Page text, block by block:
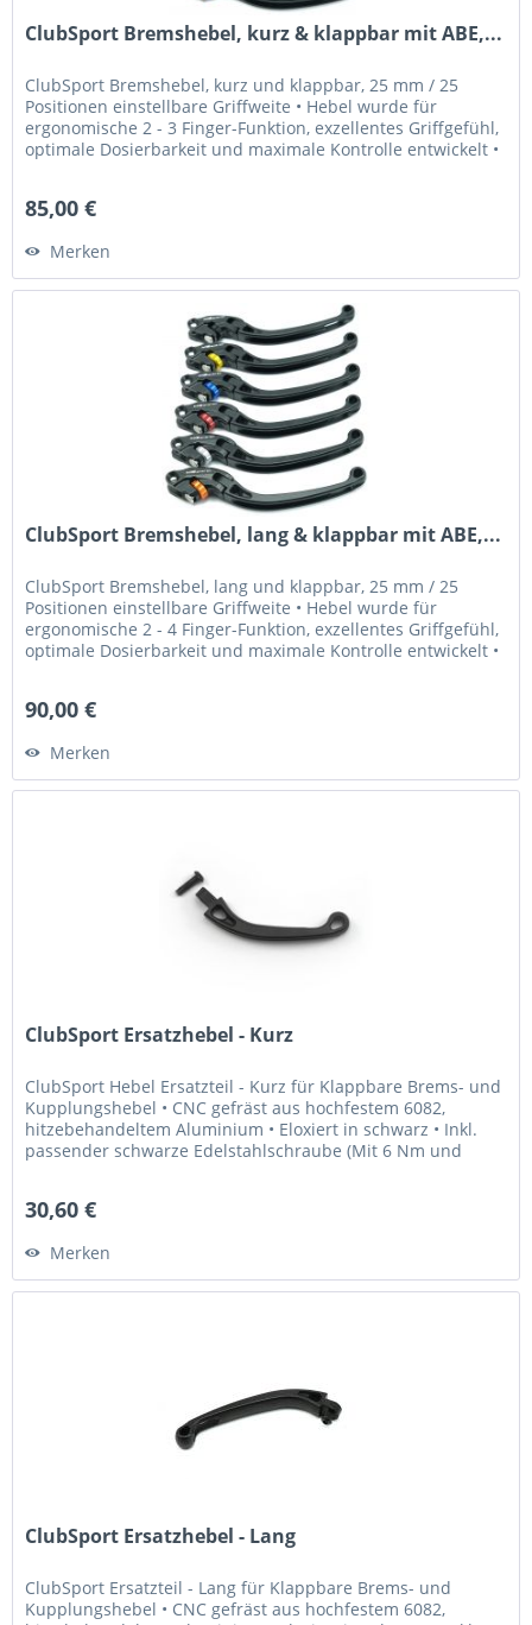
ClubSport Bremshebel, kurz & klappbar mit ABE,...
ClubSport Bremshebel, kurz und klappbar, 25 mm / 25
Positionen einstellbare Griffweite • Hebel wurde für
ergonomische 2 - 3 Finger-Funktion, exzellentes Griffgefühl,
optimale Dosierbarkeit und maximale Kontrolle entwickelt •
85,00 €
Merken
ClubSport Bremshebel, lang & klappbar mit ABE,...
ClubSport Bremshebel, lang und klappbar, 25 mm / 25
Positionen einstellbare Griffweite • Hebel wurde für
ergonomische 2 - 4 Finger-Funktion, exzellentes Griffgefühl,
optimale Dosierbarkeit und maximale Kontrolle entwickelt •
90,00 €
Merken
ClubSport Ersatzhebel - Kurz
ClubSport Hebel Ersatzteil - Kurz für Klappbare Brems- und
Kupplungshebel • CNC gefräst aus hochfestem 6082,
hitzebehandeltem Aluminium • Eloxiert in schwarz • Inkl.
passender schwarze Edelstahlschraube (Mit 6 Nm und
30,60 €
Merken
ClubSport Ersatzhebel - Lang
ClubSport Ersatzteil - Lang für Klappbare Brems- und
Kupplungshebel • CNC gefräst aus hochfestem 6082,